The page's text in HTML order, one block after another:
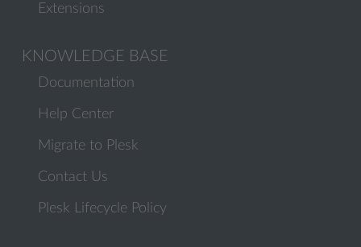
Extensions
KNOWLEDGE BASE
Documentation
Help Center
Migrate to Plesk
Contact Us
Plesk Lifecycle Policy